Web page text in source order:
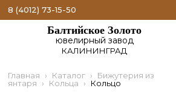
8 (4012) 73-15-50
Балтийское Золото
ювелирный завод
КАЛИНИНГРАД
Главная Каталог
Бижутерия из
янтаря
Кольца Кольцо